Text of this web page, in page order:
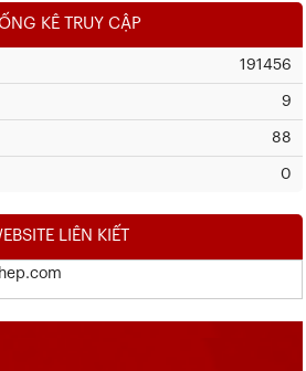
KÊ TRUY CẬP
191456
9
88
0
LIÊN KIẾT